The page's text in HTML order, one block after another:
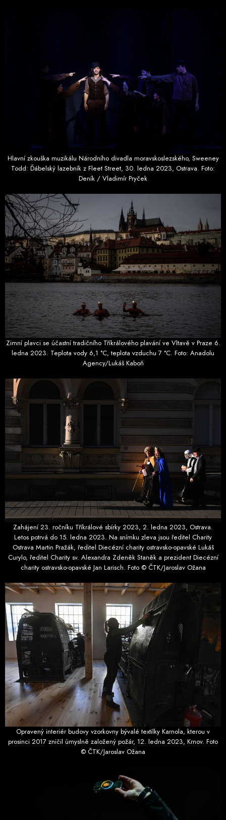
Hlavní zkouška muzikálu Národního divadla moravskoslezského, Sweeney
Todd: Ďábelský lazebník z Fleet Street, 30. ledna 2023, Ostrava. Foto:
Deník / Vladimír Pryček
Zimní plavci se účastní tradičního Tříkrálového plavání ve Vltavě v Praze 6.
ledna 2023. Teplota vody 6,1 °C, teplota vzduchu 7 °C. Foto: Anadolu
Agency/Lukáš Kaboň
Zahájení 23. ročníku Tříkrálové sbírky 2023, 2. ledna 2023, Ostrava.
Letos potrvá do 15. ledna 2023. Na snímku zleva jsou ředitel Charity
Ostrava Martin Pražák, ředitel Diecézní charity ostravsko-opavské Lukáš
Curylo, ředitel Charity sv. Alexandra Zdeněk Staněk a prezident Diecézní
charity ostravsko-opavské Jan Larisch. Foto © ČTK/Jaroslav Ožana
Opravený interiér budovy vzorkovny bývalé textilky Karnola, kterou v
prosinci 2017 zničil úmyslně založený požár, 12. ledna 2023, Krnov. Foto
© ČTK/Jaroslav Ožana